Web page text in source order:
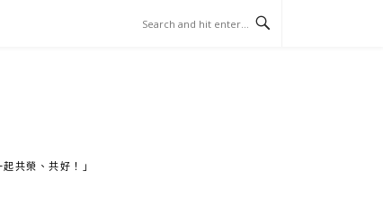
共榮、共好！」